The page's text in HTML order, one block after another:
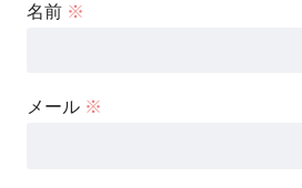
名前 ※
メール ※